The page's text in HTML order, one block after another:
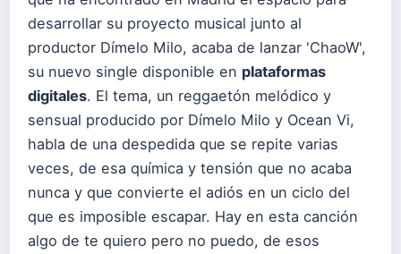
desarrollar su proyecto musical junto al
productor Dímelo Milo, acaba de lanzar 'ChaoW',
su nuevo single disponible en plataformas
digitales. El tema, un reggaetón melódico y
sensual producido por Dímelo Milo y Ocean Vi,
habla de una despedida que se repite varias
veces, de esa química y tensión que no acaba
nunca y que convierte el adiós en un ciclo del
que es imposible escapar. Hay en esta canción
algo de te quiero pero no puedo, de esos